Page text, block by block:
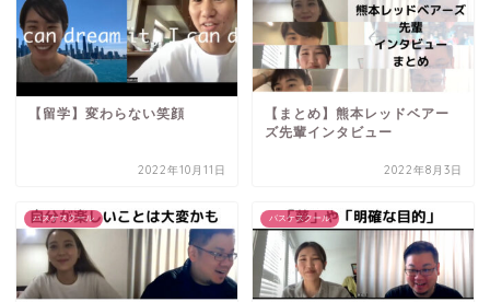
【留学】変わらない笑顔
2022年10月11日
【まとめ】熊本レッドベアー
ズ先輩インタビュー
2022年8月3日
バスケスクール バスケスクール